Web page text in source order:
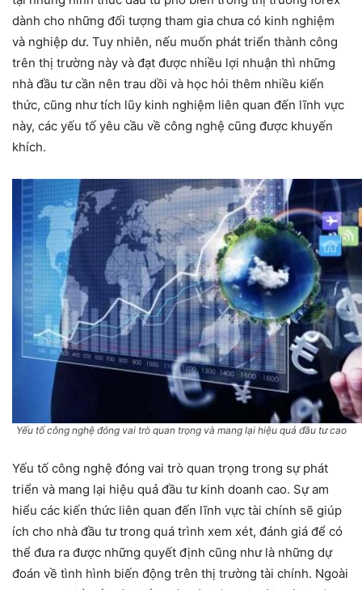
dành cho những đối tượng tham gia chưa có kinh nghiệm
và nghiệp dư. Tuy nhiên, nếu muốn phát triển thành công
trên thị trường này và đạt được nhiều lợi nhuận thì những
nhà đầu tư cần nên trau dồi và học hỏi thêm nhiều kiến
thức, cũng như tích lũy kinh nghiệm liên quan đến lĩnh vực
này, các yếu tố yêu cầu về công nghệ cũng được khuyến
khích.
Yếu tố công nghệ đóng vai trò quan trọng và mang lại hiệu quả đầu tư cao
Yếu tố công nghệ đóng vai trò quan trọng trong sự phát
triển và mang lại hiệu quả đầu tư kinh doanh cao. Sự am
hiểu các kiến thức liên quan đến lĩnh vực tài chính sẽ giúp
ích cho nhà đầu tư trong quá trình xem xét, đánh giá để có
thể đưa ra được những quyết định cũng như là những dự
đoán về tình hình biến động trên thị trường tài chính. Ngoài